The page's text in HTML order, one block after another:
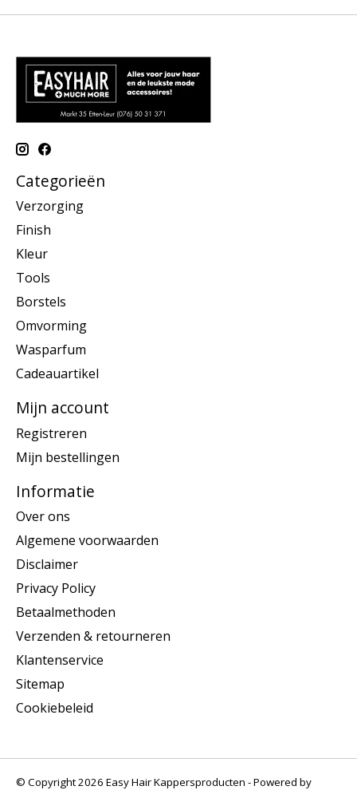
Categorieën
Verzorging
Finish
Kleur
Tools
Borstels
Omvorming
Wasparfum
Cadeauartikel
Mijn account
Registreren
Mijn bestellingen
Informatie
Over ons
Algemene voorwaarden
Disclaimer
Privacy Policy
Betaalmethoden
Verzenden & retourneren
Klantenservice
Sitemap
Cookiebeleid
© Copyright 2026 Easy Hair Kappersproducten - Powered by